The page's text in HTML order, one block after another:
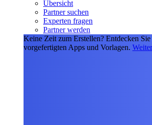
Übersicht
Partner suchen
Experten fragen
Partner werden
Keine Zeit zum Erstellen? Entdecken
vorgefertigten Apps und Vorlagen.